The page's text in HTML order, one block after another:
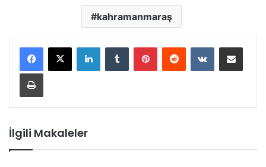
kahramanmaraş
LinkedInTumblr PinterestReddit VKontakteE-Posta ile paylaş
Yazdır
İlgili Makaleler